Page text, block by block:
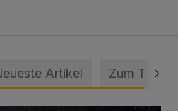
Artikel Zum Thema